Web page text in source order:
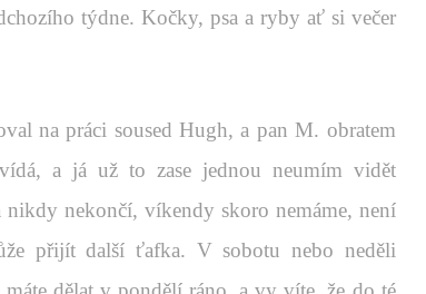
týdne. Kočky, psa a ryby ať si večer
na práci soused Hugh, a pan M. obratem
a já už to zase jednou neumím vidět
nekončí, víkendy skoro nemáme, není
přijít další ťafka. V sobotu nebo neděli